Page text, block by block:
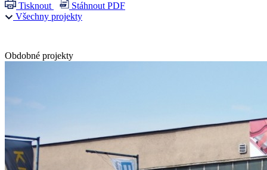
Tisknout
Stáhnout PDF
Všechny projekty
Obdobné projekty